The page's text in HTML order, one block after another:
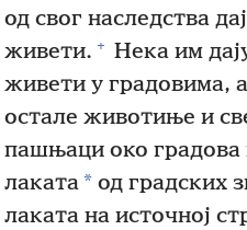
од свог наследства
живети. + Нека им
живети у градовима,
остале животиње и
пашњаци око градова
лаката* од градских
лаката на источној